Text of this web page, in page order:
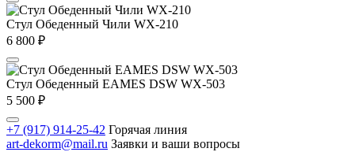
Стул Обеденный Чили WX-210
6 800 ₽
Стул Обеденный EAMES DSW WX-503
5 500 ₽
+7 (917) 914-25-42 Горячая линия
art-dekorm@mail.ru Заявки и ваши вопросы